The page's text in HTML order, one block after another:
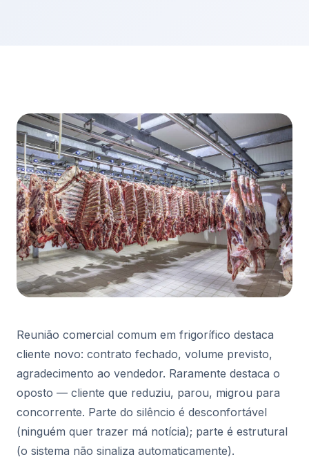
Reunião comercial comum em frigorífico destaca
cliente novo: contrato fechado, volume previsto,
agradecimento ao vendedor. Raramente destaca o
oposto — cliente que reduziu, parou, migrou para
concorrente. Parte do silêncio é desconfortável
(ninguém quer trazer má notícia); parte é estrutural
(o sistema não sinaliza automaticamente).